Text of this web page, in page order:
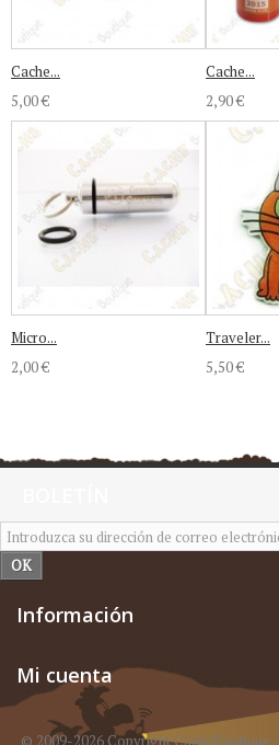
Cache...
5,00 €
Cache...
2,90 €
Micro...
2,00 €
Traveler...
5,50 €
OK
Información
Mi cuenta
© 2009-2026 Copyright CacheBoutique